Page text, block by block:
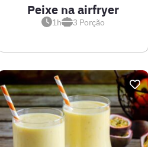
Peixe na airfryer
1h 3 Porção